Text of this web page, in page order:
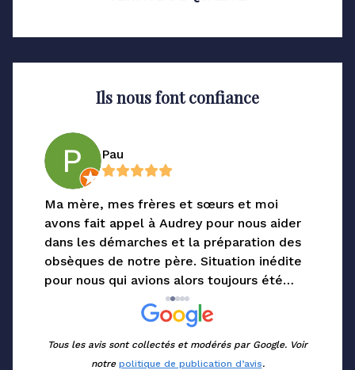
Ils nous font confiance
Pau
Ma mère, mes frères et sœurs et moi
avons fait appel à Audrey pour nous aider
dans les démarches et la préparation des
obsèques de notre père. Situation inédite
pour nous qui avions alors toujours été
très épargnés par les deuils.
L’accompagnement, les mots, l’attention
et la disponibilité d’Audrey ont été d’un
Tous les avis sont collectés et modérés par Google. Voir
notre politique de publication d’avis.